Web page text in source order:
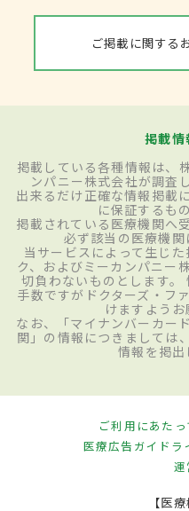
ご掲載に関する
掲載情
掲載している各種情報は、
ンパニー株式会社が調査
出来るだけ正確な情報掲載
に保証するも
掲載されている医療機関へ
必ず該当の医療機関
当サービスによって生じ
ク、およびミーカンパニー
切負わないものとします
手数ですがドクターズ・フ
けますようお
なお、「マイナンバーカー
関」の情報につきましては
情報を掲出
ご利用にあたっ
医療広告ガイドラ
運
【医